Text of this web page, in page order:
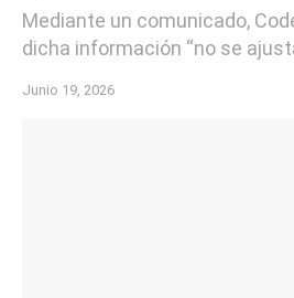
Mediante un comunicado,
dicha información “no se
Junio 19, 2026